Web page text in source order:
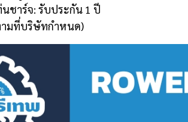
ชาร์จ: รับประกัน 1 ปี
ามที่บริษัทกำหนด)